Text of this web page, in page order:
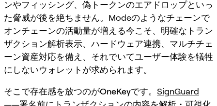
ンやフィッシング、偽トークンのエアドロップといっ
た脅威が後を絶ちません。Modeのようなチェーンで
オンチェーンの活動量が増える今こそ、 明確なトラン
ザクション解析表示、 ハードウェア連携、 マルチチェ
ーン資産対応を備え、それでいてユーザー体験を犠牲
にしないウォレットが求められます。
そこで存在感を放つのがOneKeyです。 SignGuard